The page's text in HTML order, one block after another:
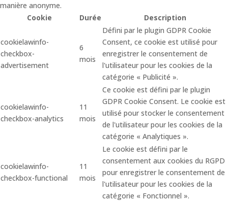
manière anonyme.
Cookie
Durée Description
cookielawinfo-
checkbox-
advertisement
6
mois
Défini par le plugin GDPR Cookie
Consent, ce cookie est utilisé pour
enregistrer le consentement de
l'utilisateur pour les cookies de la
catégorie « Publicité ».
cookielawinfo-
checkbox-analytics
11
mois
Ce cookie est défini par le plugin
GDPR Cookie Consent. Le cookie est
utilisé pour stocker le consentement
de l'utilisateur pour les cookies de la
catégorie « Analytiques ».
cookielawinfo-
checkbox-functional
11
mois
Le cookie est défini par le
consentement aux cookies du RGPD
pour enregistrer le consentement de
l'utilisateur pour les cookies de la
catégorie « Fonctionnel ».